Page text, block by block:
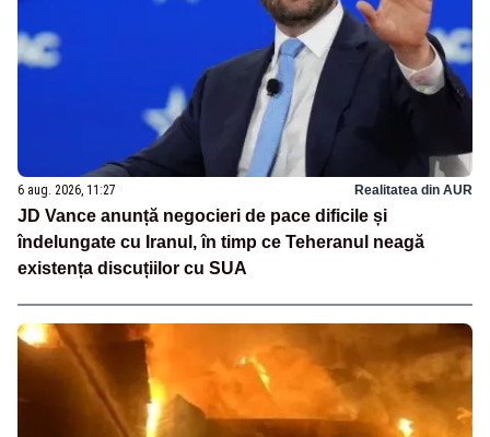
6 aug. 2026, 11:27 Realitatea din AUR
JD Vance anunță negocieri de pace dificile și
îndelungate cu Iranul, în timp ce Teheranul neagă
existența discuțiilor cu SUA